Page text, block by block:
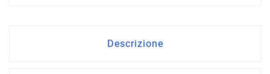
Descrizione